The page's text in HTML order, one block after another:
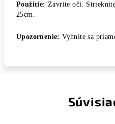
Použitie: Zavrite oči.
25cm.
Upozornenie: Vyhnite sa